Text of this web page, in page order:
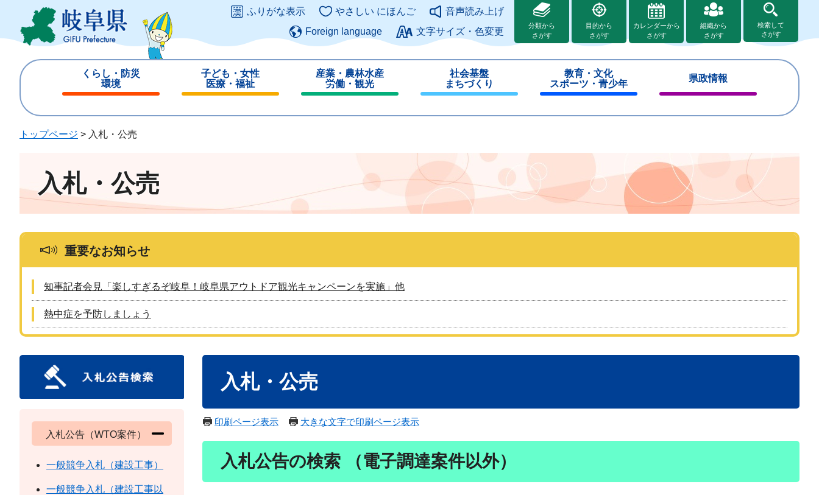
ジ
ュ
このページの本文へ
ふりがな表示 やさしい にほんご
音声読み上げ
Foreign language
文字サイズ・色変更
分類から
さがす
目的から
さがす
カレンダーから
さがす
組織から
さがす
検索して
さがす
くらし・防災
環境
じ
子ども・女性
医療・福祉
じ
産業・農林水産
労働・観光
じ
社会基盤
まちづくり
じ
教育・文化
スポーツ・青少年
じ
県政情報
じ
トップページ > 入札・公売
入札・公売
重要なお知らせ
知事記者会見「楽しすぎるぞ岐阜！岐阜県アウトドア観光キャンペーンを実施」他
熱中症を予防しましょう
入札・公売
印刷ページ表示 大きな文字で印刷ページ表示
入札公告の検索 （電子調達案件以外）
入札公告（WTO案件）
一般競争入札（建設工事）
一般競争入札（建設工事以